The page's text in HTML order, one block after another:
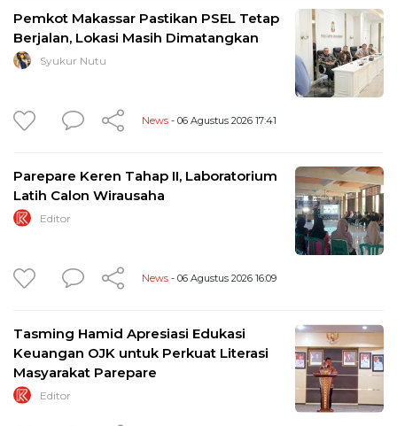
Pemkot Makassar Pastikan PSEL Tetap
Berjalan, Lokasi Masih Dimatangkan
Syukur Nutu
News - 06 Agustus 2026 17:41
Parepare Keren Tahap II, Laboratorium
Latih Calon Wirausaha
Editor
News - 06 Agustus 2026 16:09
Tasming Hamid Apresiasi Edukasi
Keuangan OJK untuk Perkuat Literasi
Masyarakat Parepare
Editor